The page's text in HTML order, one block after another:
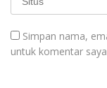
Simpan nama,
untuk komentar